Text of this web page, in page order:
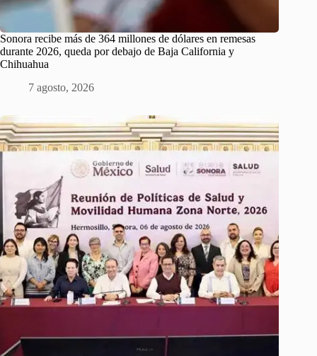
Sonora recibe más de 364 millones de dólares en remesas
durante 2026, queda por debajo de Baja California y
Chihuahua
7 agosto, 2026